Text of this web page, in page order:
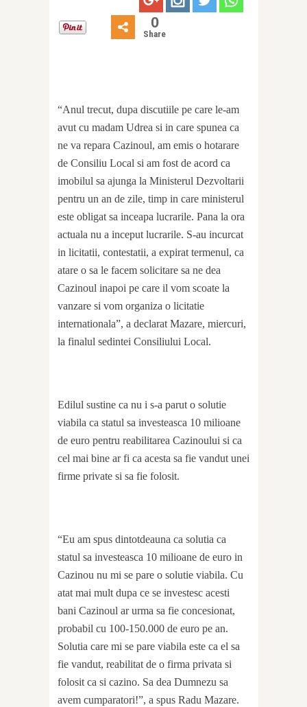
0
Share
“Anul trecut, dupa discutiile pe care le-am
avut cu madam Udrea si in care spunea ca
ne va repara Cazinoul, am emis o hotarare
de Consiliu Local si am fost de acord ca
imobilul sa ajunga la Ministerul Dezvoltarii
pentru un an de zile, timp in care ministerul
este obligat sa inceapa lucrarile. Pana la ora
actuala nu a inceput lucrarile. S-au incurcat
in licitatii, contestatii, a expirat termenul, ca
atare o sa le facem solicitare sa ne dea
Cazinoul inapoi pe care il vom scoate la
vanzare si vom organiza o licitatie
internationala”, a declarat Mazare, miercuri,
la finalul sedintei Consiliului Local.
Edilul sustine ca nu i s-a parut o solutie
viabila ca statul sa investeasca 10 milioane
de euro pentru reabilitarea Cazinoului si ca
cel mai bine ar fi ca acesta sa fie vandut unei
firme private si sa fie folosit.
“Eu am spus dintotdeauna ca solutia ca
statul sa investeasca 10 milioane de euro in
Cazinou nu mi se pare o solutie viabila. Cu
atat mai mult dupa ce se investesc acesti
bani Cazinoul ar urma sa fie concesionat,
probabil cu 100-150.000 de euro pe an.
Solutia care mi se pare viabila este ca el sa
fie vandut, reabilitat de o firma privata si
folosit ca si cazino. Sa dea Dumnezu sa
avem cumparatori!”, a spus Radu Mazare.